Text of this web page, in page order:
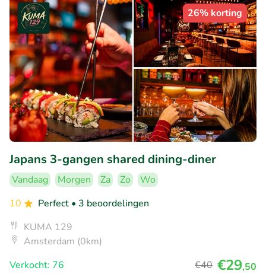
26% korting
Japans 3-gangen shared dining-diner
Vandaag Morgen Za Zo
Wo
10
Perfect • 3 beoordelingen
KUMA 129
Amsterdam (0km)
Verkocht: 76
€40 €29,50